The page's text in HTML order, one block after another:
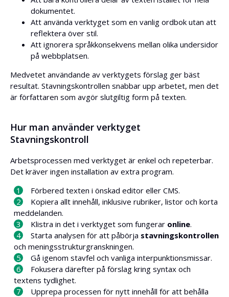
dokumentet.
Att använda verktyget som en vanlig ordbok utan att
reflektera över stil.
Att ignorera språkkonsekvens mellan olika undersidor
på webbplatsen.
Medvetet användande av verktygets förslag ger bäst
resultat. Stavningskontrollen snabbar upp arbetet, men det
är författaren som avgör slutgiltig form på texten.
Hur man använder verktyget
Stavningskontroll
Arbetsprocessen med verktyget är enkel och repeterbar.
Det kräver ingen installation av extra program.
Förbered texten i önskad editor eller CMS.
Kopiera allt innehåll, inklusive rubriker, listor och korta
meddelanden.
Klistra in det i verktyget som fungerar online.
Starta analysen för att påbörja stavningskontrollen
och meningsstrukturgranskningen.
Gå igenom stavfel och vanliga interpunktionsmissar.
Fokusera därefter på förslag kring syntax och
textens tydlighet.
Upprepa processen för nytt innehåll för att behålla